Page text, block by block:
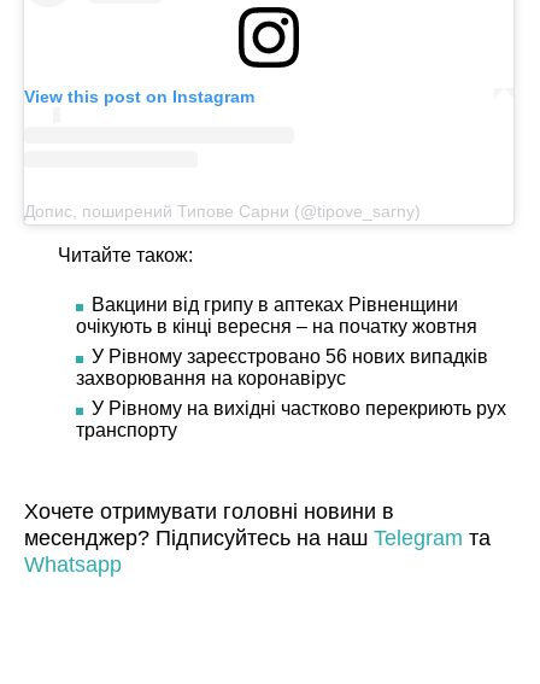
View this post on Instagram
Допис, поширений Типове Сарни (@tipove_sarny)
Читайте також:
Вакцини від грипу в аптеках Рівненщини
очікують в кінці вересня – на початку жовтня
У Рівному зареєстровано 56 нових випадків
захворювання на коронавірус
У Рівному на вихідні частково перекриють рух
транспорту
Хочете отримувати головні новини в
месенджер? Підписуйтесь на наш Telegram та
Whatsapp